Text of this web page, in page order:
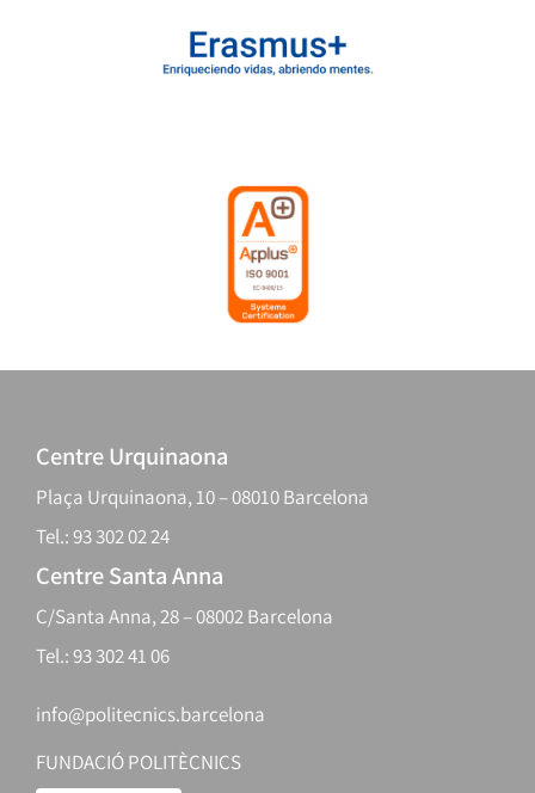
Centre Urquinaona
Plaça Urquinaona, 10 – 08010 Barcelona
Tel.: 93 302 02 24
Centre Santa Anna
C/Santa Anna, 28 – 08002 Barcelona
Tel.: 93 302 41 06
info@politecnics.barcelona
FUNDACIÓ POLITÈCNICS